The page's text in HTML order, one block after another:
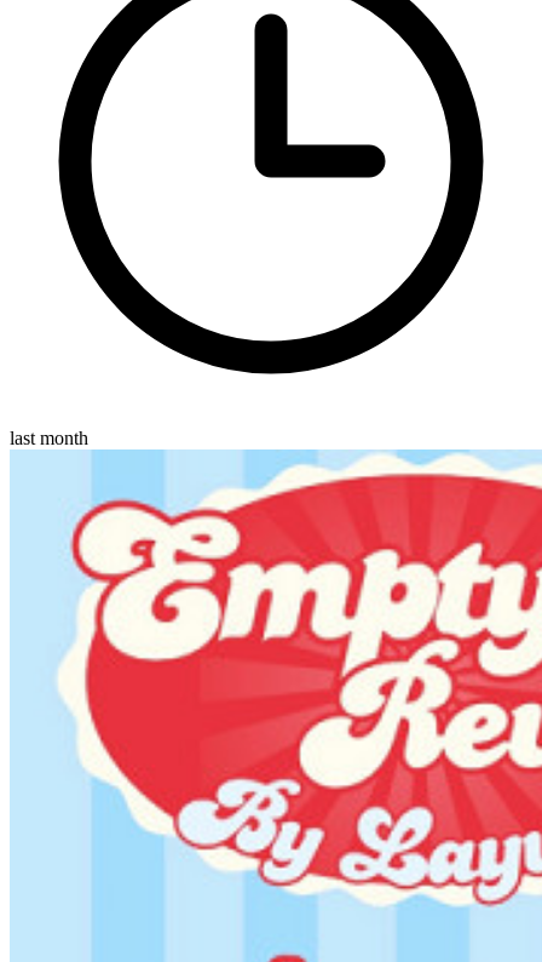
last month